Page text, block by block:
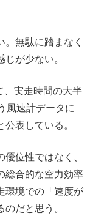
無駄に踏まなく
が少ない。
、実走時間の大半
風速計データに
表している。
位性ではなく、
総合的な空力効率
環境での「速度が
だと思う。